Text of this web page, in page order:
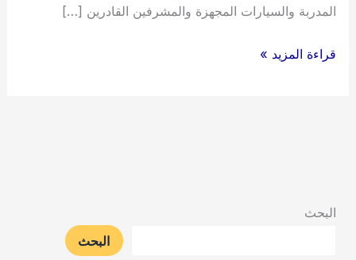
المدربة والسيارات المجهزة والمشرفين القادرين […]
شركة
قراءة المزيد »
البحث
البحث